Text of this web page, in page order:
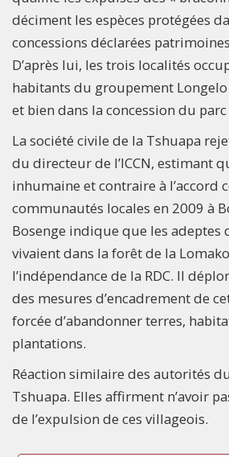
déciment les espèces protégées
concessions déclarées
D’après lui, les trois localités
habitants du groupement
et bien dans la concession du
La société civile de la Tshuapa
du directeur de l’ICCN, estimant
inhumaine et contraire à l’accord
communautés locales en 2009 à
Bosenge indique que les adeptes
vivaient dans la forêt de la
l’indépendance de la RDC. Il
des mesures d’encadrement de
forcée d’abandonner terres,
plantations.
Réaction similaire des autorités
Tshuapa. Elles affirment n’avoir
de l’expulsion de ces villageois.